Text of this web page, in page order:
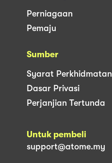
Perniagaan
Pemaju
Sumber
Syarat Perkhidmatan
Dasar Privasi
Perjanjian Tertunda
Untuk pembeli
support@atome.my